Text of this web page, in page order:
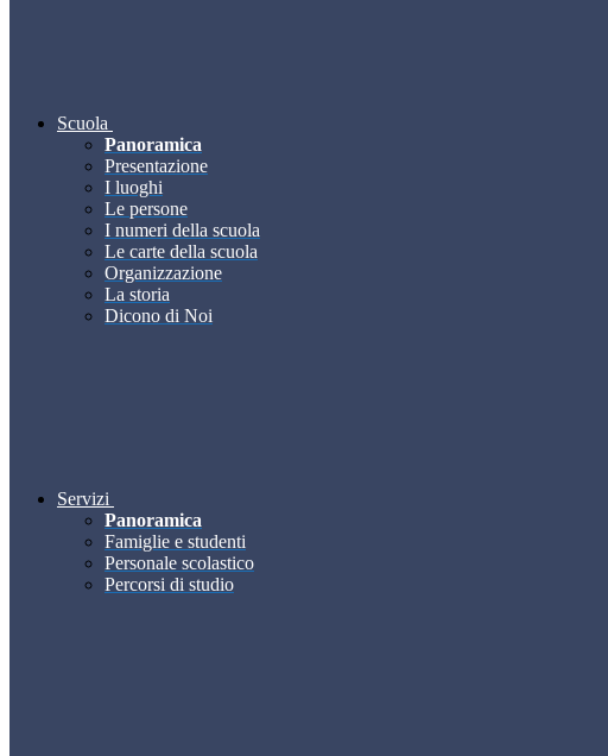
Scuola
Panoramica
Presentazione
I luoghi
Le persone
I numeri della scuola
Le carte della scuola
Organizzazione
La storia
Dicono di Noi
Servizi
Panoramica
Famiglie e studenti
Personale scolastico
Percorsi di studio